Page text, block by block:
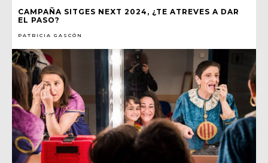
CAMPAÑA SITGES NEXT 2024, ¿TE ATREVES A DAR
EL PASO?
PATRICIA GASCÓN